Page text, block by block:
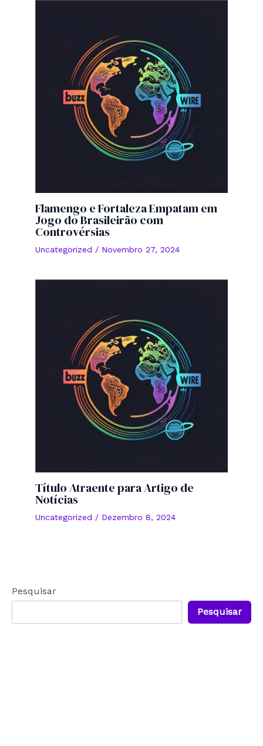
Flamengo e Fortaleza Empatam em
Jogo do Brasileirão com
Controvérsias
Uncategorized / Novembro 27, 2024
Título Atraente para Artigo de
Notícias
Uncategorized / Dezembro 8, 2024
Pesquisar
Pesquisar